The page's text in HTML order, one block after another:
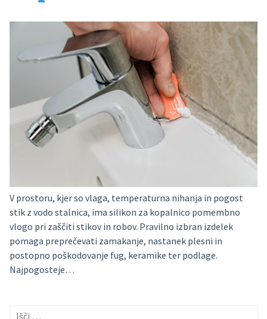
V prostoru, kjer so vlaga, temperaturna nihanja in pogost
stik z vodo stalnica, ima silikon za kopalnico pomembno
vlogo pri zaščiti stikov in robov. Pravilno izbran izdelek
pomaga preprečevati zamakanje, nastanek plesni in
postopno poškodovanje fug, keramike ter podlage.
Najpogosteje…
Išči: